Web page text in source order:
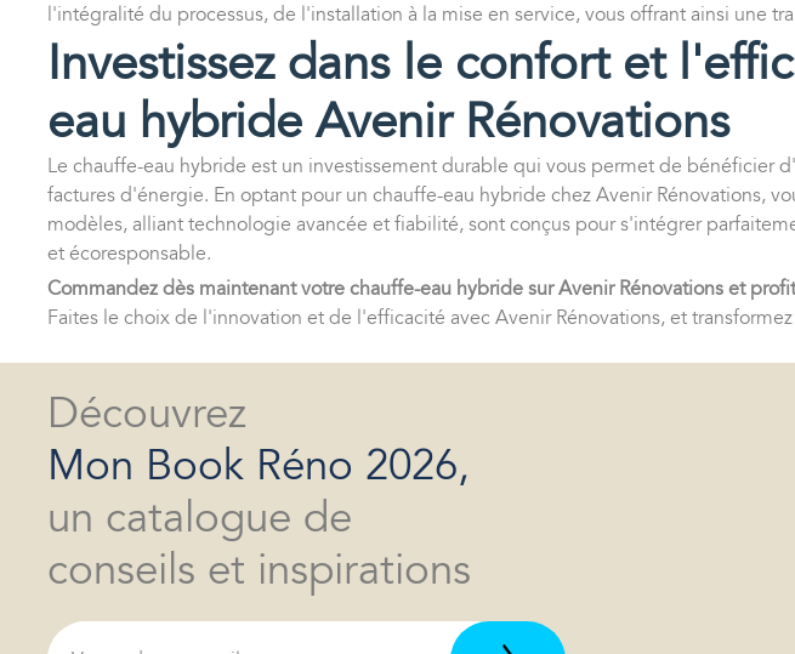
l'intégralité du processus, de l'installation à la mise en service, vous offrant ainsi une
Investissez dans le confort et
eau hybride Avenir Rénovations
Le chauffe-eau hybride est un investissement durable qui vous permet de bénéficier
factures d'énergie. En optant pour un chauffe-eau hybride chez Avenir Rénovations,
modèles, alliant technologie avancée et fiabilité, sont conçus pour s'intégrer
et écoresponsable.
Commandez dès maintenant votre chauffe-eau hybride sur Avenir Rénovations et
Faites le choix de l'innovation et de l'efficacité avec Avenir Rénovations, et
Découvrez
Mon Book Réno 2026,
un catalogue de
conseils et inspirations